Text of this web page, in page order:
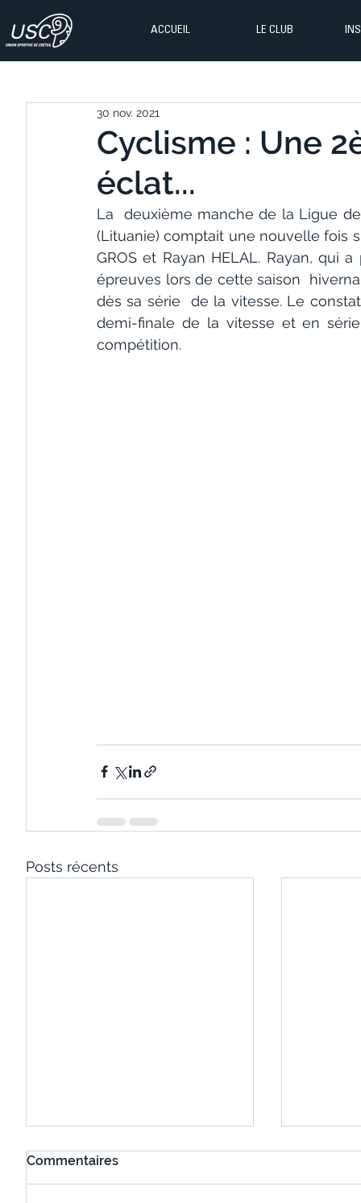
ACCUEIL LE CLUB
Cyclisme : Une
éclat...
30 nov. 2021
La  deuxième manche de la Ligue
(Lituanie) comptait une nouvelle fois
GROS et Rayan HELAL. Rayan, qui
épreuves lors de cette saison
dès sa série  de la vitesse. Le
demi-finale de la vitesse et en
compétition.
Posts récents
Commentaires